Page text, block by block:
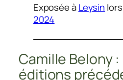
Exposée àLeysin
2024
Camille Belony
éditions